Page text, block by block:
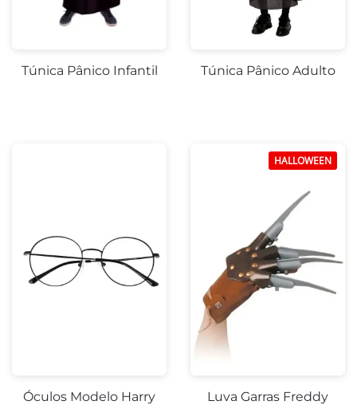
Túnica Pânico Infantil Túnica Pânico Adulto
Óculos Modelo Harry
HALLOWEEN
Luva Garras Freddy